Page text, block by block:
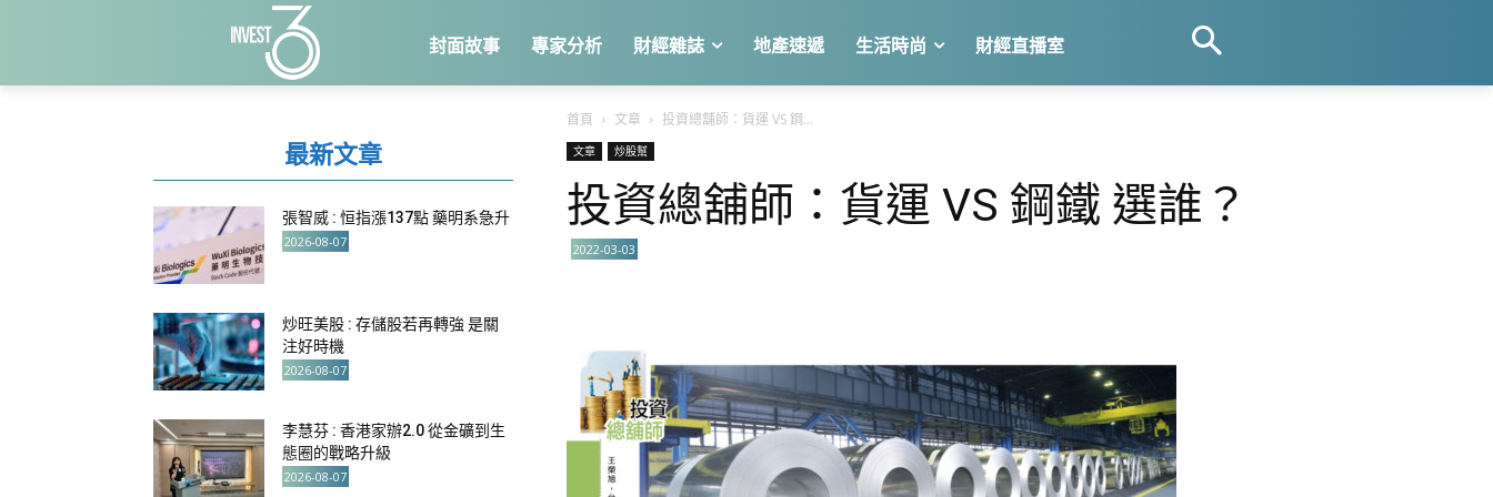
封面故事 專家分析 財經雜誌 地產速遞 生活時尚 財經直播室
首頁 文章 投資總舖師：貨運 VS 鋼...
文章 炒股幫
投資總舖師：貨運 VS 鋼鐵 選誰？
2022-03-03
最新文章
張智威 : 恒指漲137點 藥明系急升
2026-08-07
炒旺美股 : 存儲股若再轉強 是關
注好時機
2026-08-07
李慧芬 : 香港家辦2.0 從金礦到生
態圈的戰略升級
2026-08-07